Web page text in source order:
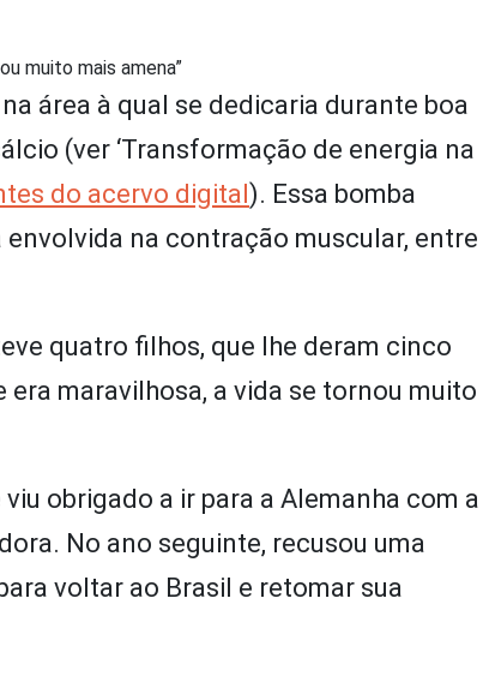
muito mais amena”
área à qual se dedicaria durante boa
(ver ‘Transformação de energia na
do acervo digital). Essa bomba
na contração muscular, entre
quatro filhos, que lhe deram cinco
era maravilhosa, a vida se tornou muito
obrigado a ir para a Alemanha com a
No ano seguinte, recusou uma
voltar ao Brasil e retomar sua